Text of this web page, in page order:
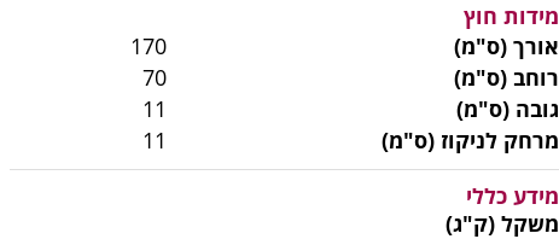
מידות חוץ
אורך (ס"מ)
170
רוחב (ס"מ)
70
גובה (ס"מ)
11
מרחק לניקוז (ס"מ)
11
מידע כללי
משקל (ק"ג)